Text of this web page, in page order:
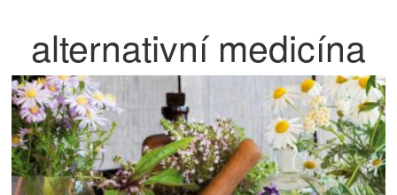
alternativní medicína